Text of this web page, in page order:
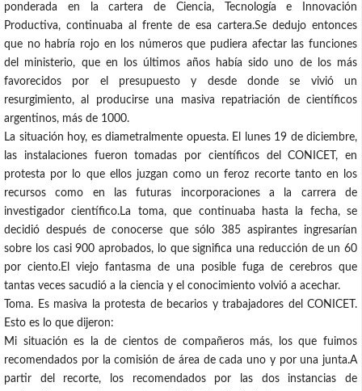
ponderada en la cartera de Ciencia, Tecnología e Innovación
Productiva, continuaba al frente de esa cartera.Se dedujo entonces
que no habría rojo en los números que pudiera afectar las funciones
del ministerio, que en los últimos años había sido uno de los más
favorecidos por el presupuesto y desde donde se vivió un
resurgimiento, al producirse una masiva repatriación de científicos
argentinos, más de 1000.
La situación hoy, es diametralmente opuesta. El lunes 19 de diciembre,
las instalaciones fueron tomadas por científicos del CONICET, en
protesta por lo que ellos juzgan como un feroz recorte tanto en los
recursos como en las futuras incorporaciones a la carrera de
investigador científico.La toma, que continuaba hasta la fecha, se
decidió después de conocerse que sólo 385 aspirantes ingresarían
sobre los casi 900 aprobados, lo que significa una reducción de un 60
por ciento.El viejo fantasma de una posible fuga de cerebros que
tantas veces sacudió a la ciencia y el conocimiento volvió a acechar.
Toma. Es masiva la protesta de becarios y trabajadores del CONICET.
Esto es lo que dijeron:
Mi situación es la de cientos de compañeros más, los que fuimos
recomendados por la comisión de área de cada uno y por una junta.A
partir del recorte, los recomendados por las dos instancias de